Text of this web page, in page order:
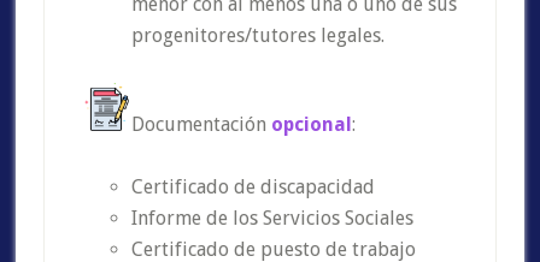
progenitores/tutores legales.
Documentación opcional:
Certificado de discapacidad
Informe de los Servicios Sociales
Certificado de puesto de trabajo